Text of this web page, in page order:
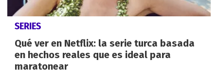
SERIES
Qué ver en Netflix: la serie turca basada
en hechos reales que es ideal para
maratonear